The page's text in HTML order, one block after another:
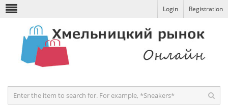
Login Registration